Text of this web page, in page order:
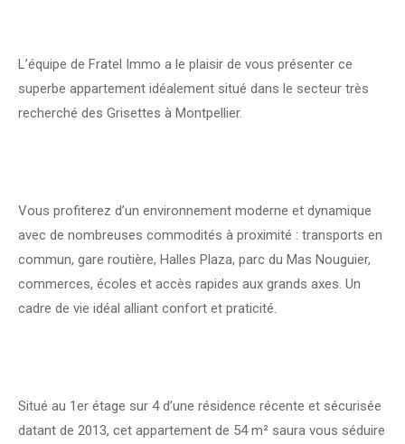
L’équipe de Fratel Immo a le plaisir de vous présenter ce
superbe appartement idéalement situé dans le secteur très
recherché des Grisettes à Montpellier.
Vous profiterez d’un environnement moderne et dynamique
avec de nombreuses commodités à proximité : transports en
commun, gare routière, Halles Plaza, parc du Mas Nouguier,
commerces, écoles et accès rapides aux grands axes. Un
cadre de vie idéal alliant confort et praticité.
Situé au 1er étage sur 4 d’une résidence récente et sécurisée
datant de 2013, cet appartement de 54 m² saura vous séduire